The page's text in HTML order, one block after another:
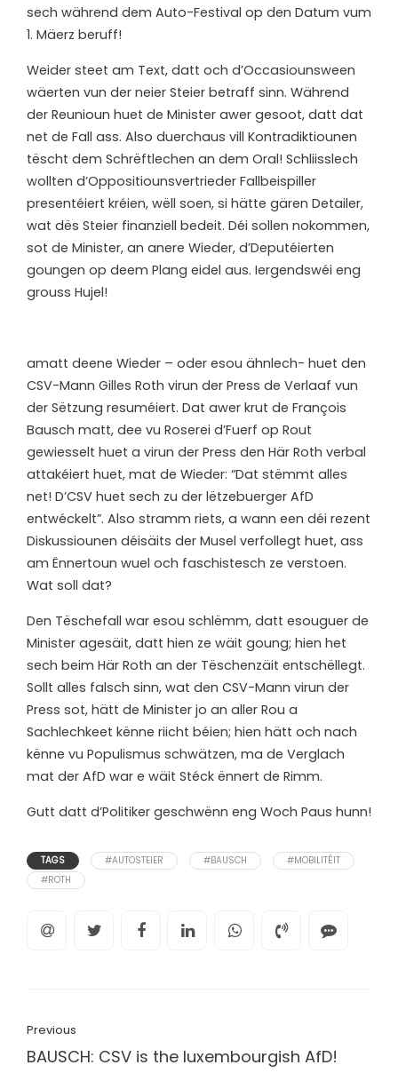
sech während dem Auto-Festival op den Datum vum
1. Mäerz beruff!
Weider steet am Text, datt och d’Occasiounsween
wäerten vun der neier Steier betraff sinn. Während
der Reunioun huet de Minister awer gesoot, datt dat
net de Fall ass. Also duerchaus vill Kontradiktiounen
tëscht dem Schrëftlechen an dem Oral! Schliisslech
wollten d’Oppositiounsvertrieder Fallbeispiller
presentéiert kréien, wëll soen, si hätte gären Detailer,
wat dës Steier finanziell bedeit. Déi sollen nokommen,
sot de Minister, an anere Wieder, d’Deputéierten
goungen op deem Plang eidel aus. Iergendswéi eng
grouss Hujel!
amatt deene Wieder – oder esou ähnlech- huet den
CSV-Mann Gilles Roth virun der Press de Verlaaf vun
der Sëtzung resuméiert. Dat awer krut de François
Bausch matt, dee vu Roserei d’Fuerf op Rout
gewiesselt huet a virun der Press den Här Roth verbal
attakéiert huet, mat de Wieder: “Dat stëmmt alles
net! D’CSV huet sech zu der lëtzebuerger AfD
entwéckelt”. Also stramm riets, a wann een déi rezent
Diskussiounen déisäits der Musel verfollegt huet, ass
am Ënnertoun wuel och faschistesch ze verstoen.
Wat soll dat?
Den Tëschefall war esou schlëmm, datt esouguer de
Minister agesäit, datt hien ze wäit goung; hien het
sech beim Här Roth an der Tëschenzäit entschëllegt.
Sollt alles falsch sinn, wat den CSV-Mann virun der
Press sot, hätt de Minister jo an aller Rou a
Sachlechkeet kënne riicht béien; hien hätt och nach
kënne vu Populismus schwätzen, ma de Verglach
mat der AfD war e wäit Stéck ënnert de Rimm.
Gutt datt d’Politiker geschwënn eng Woch Paus hunn!
TAGS #AUTOSTEIER #BAUSCH
#MOBILITÉIT
#ROTH
Previous
BAUSCH: CSV is the luxembourgish AfD!